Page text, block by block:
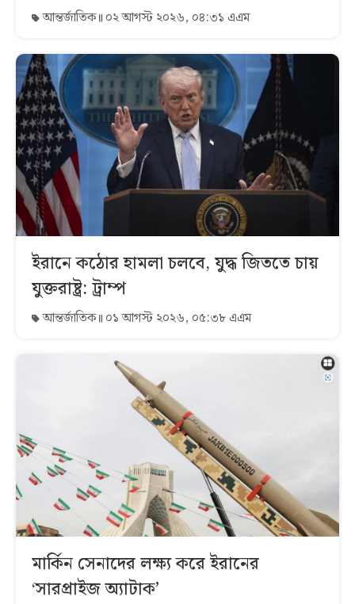
আন্তর্জাতিক ০২ আগস্ট ২০২৬, ০৪:৩১ এএম
ইরানে কঠোর হামলা চলবে, যুদ্ধ জিততে চায়
যুক্তরাষ্ট্র: ট্রাম্প
আন্তর্জাতিক ০১ আগস্ট ২০২৬, ০৫:৩৮ এএম
মার্কিন সেনাদের লক্ষ্য করে ইরানের
‘সারপ্রাইজ অ্যাটাক’